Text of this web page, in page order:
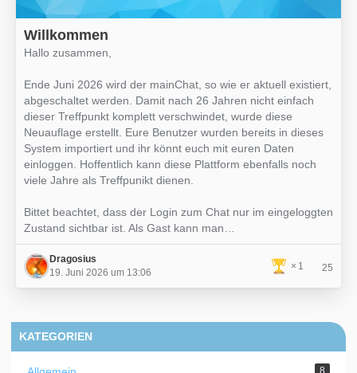
Willkommen
Hallo zusammen,
Ende Juni 2026 wird der mainChat, so wie er aktuell existiert,
abgeschaltet werden. Damit nach 26 Jahren nicht einfach
dieser Treffpunkt komplett verschwindet, wurde diese
Neuauflage erstellt. Eure Benutzer wurden bereits in dieses
System importiert und ihr könnt euch mit euren Daten
einloggen. Hoffentlich kann diese Plattform ebenfalls noch
viele Jahre als Treffpunikt dienen.
Bittet beachtet, dass der Login zum Chat nur im eingeloggten
Zustand sichtbar ist. Als Gast kann man…
Dragosius
19. Juni 2026 um 13:06
1 25
KATEGORIEN
8